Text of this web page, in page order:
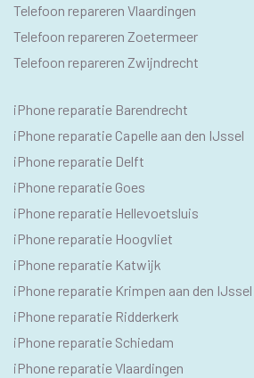
Telefoon repareren Vlaardingen
Telefoon repareren Zoetermeer
Telefoon repareren Zwijndrecht
IPHONE
SEO
TEKSTEN
iPhone reparatie Barendrecht
iPhone reparatie Capelle aan den IJssel
iPhone reparatie Delft
iPhone reparatie Goes
iPhone reparatie Hellevoetsluis
iPhone reparatie Hoogvliet
iPhone reparatie Katwijk
iPhone reparatie Krimpen aan den IJssel
iPhone reparatie Ridderkerk
iPhone reparatie Schiedam
iPhone reparatie Vlaardingen